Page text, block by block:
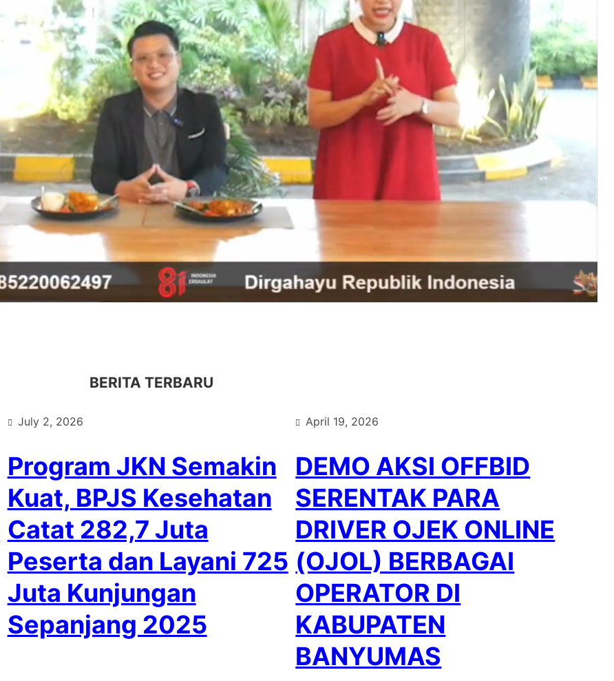
BERITA TERBARU
July 2, 2026
Program JKN Semakin
Kuat, BPJS Kesehatan
Catat 282,7 Juta
Peserta dan Layani 725
Juta Kunjungan
Sepanjang 2025
April 19, 2026
DEMO AKSI OFFBID
SERENTAK PARA
DRIVER OJEK ONLINE
(OJOL) BERBAGAI
OPERATOR DI
KABUPATEN
BANYUMAS